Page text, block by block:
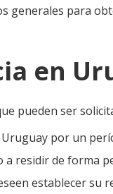
generales para
en
pueden ser
por un
residir de forma
establecer su